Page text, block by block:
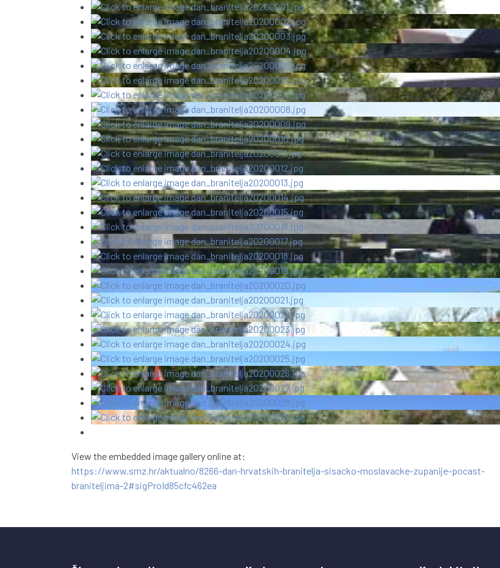
View the embedded image gallery online at:
https://www.smz.hr/aktualno/8266-dan-hrvatskih-branitelja-sisacko-moslavacke-zupanije-pocast-
braniteljima-2#sigProId85cfc462ea